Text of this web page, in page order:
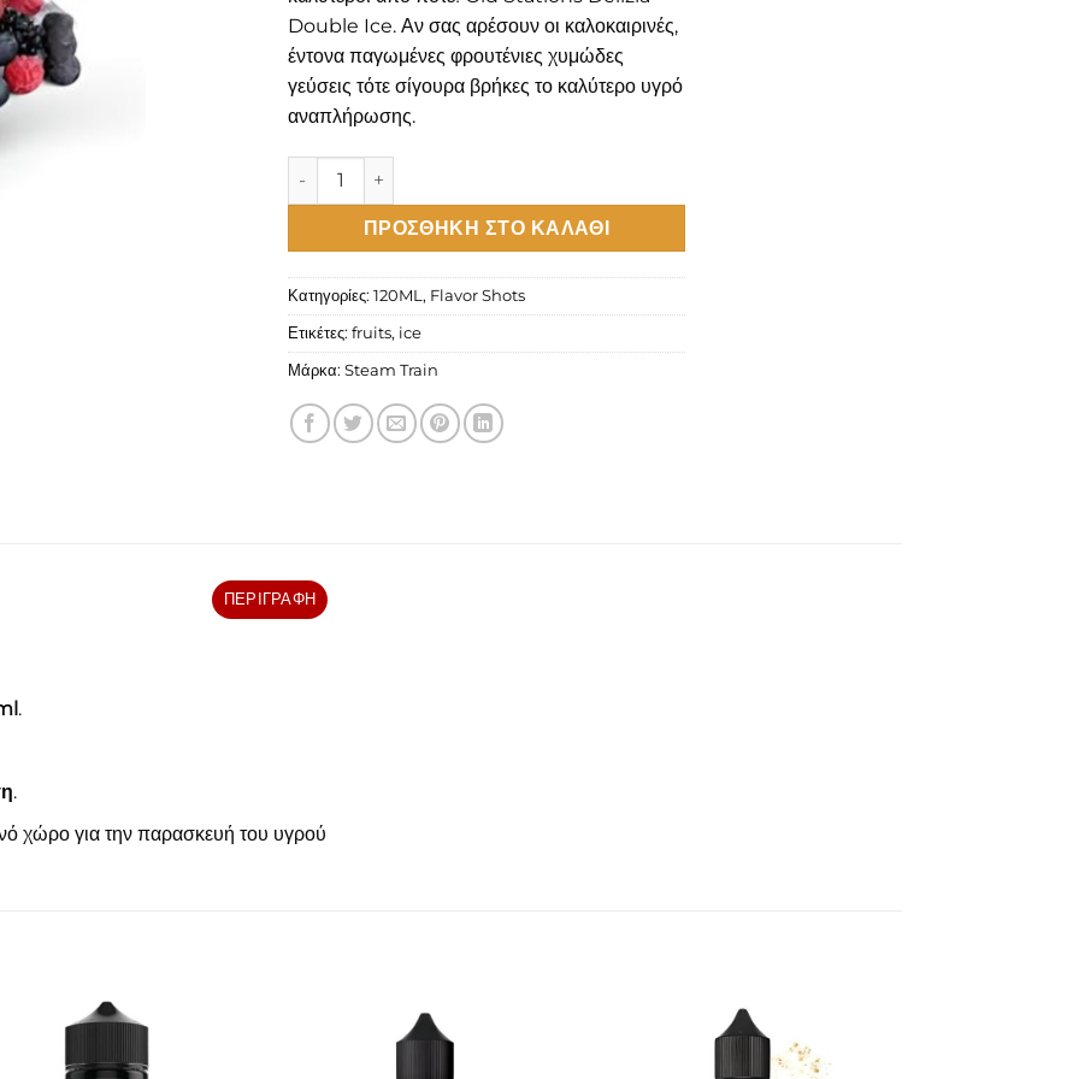
Double Ice. Αν σας αρέσουν οι καλοκαιρινές,
έντονα παγωμένες φρουτένιες χυμώδες
γεύσεις τότε σίγουρα βρήκες το καλύτερο υγρό
αναπλήρωσης.
Steam Train Old Stations Delizia Double Ice Flavour Shot 120ml ποσότητα
ΠΡΟΣΘΉΚΗ ΣΤΟ ΚΑΛΆΘΙ
Κατηγορίες: 120ML , Flavor Shots
Ετικέτες: fruits, ice
Μάρκα: Steam Train
ΠΕΡΙΓΡΑΦΉ
.
.
χώρο για την παρασκευή του υγρού
Πρόσθήκη
στην λίστα